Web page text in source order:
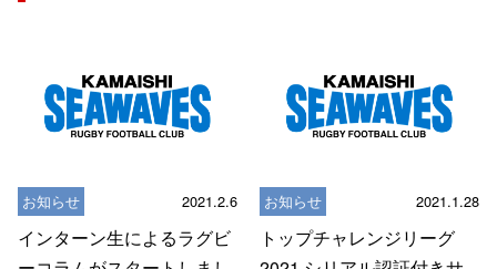
お知らせ 2021.2.6
インターン生によるラグビ
お知らせ 2021.1.28
トップチャレンジリーグ